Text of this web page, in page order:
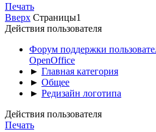
Печать
Вверх Страницы1
Действия пользователя
Форум поддержки
OpenOffice
► Главная категория
► Общее
► Редизайн логотипа
Действия пользователя
Печать